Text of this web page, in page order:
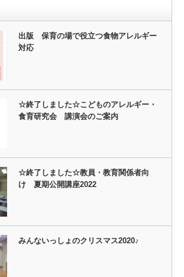
出版 保育の場で役立つ食物アレルギー
対応
☆終了しました☆こどものアレルギー・
食育研究会 講演会のご案内
☆終了しました☆教員・教育関係者向
け 夏期公開講座2022
みんないっしょのクリスマス2020♪